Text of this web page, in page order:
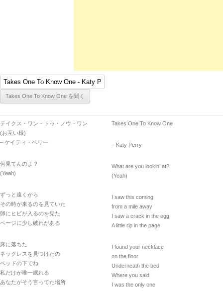
テイクス・ワン・トゥ・ノウ・ワン
(お互い様)
– ケイティ・ペリー
何見てんのよ？
(Yeah)
ずっと遠くから
その時が来るのを見ていた
卵にヒビが入るのを見た
ページに少し破れがある
床に落ちた
ネックレスを見つけたの
ベッドの下でね
私だけが唯一眠れる
あなたがそう言ってた場所
Takes One To Know One
– Katy Perry
What are you lookin’ at?
(Yeah)
I saw this coming
from a mile away
I saw a crack in the egg
A little rip in the page
I found your necklace
on the floor
Underneath the bed
Where you said
I was the only one